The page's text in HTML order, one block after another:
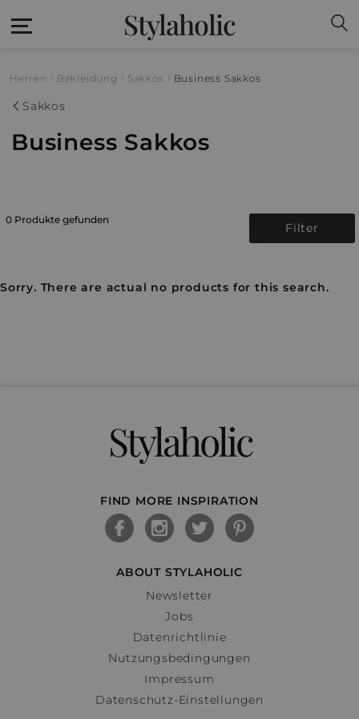
Stylaholic
Herren Bekleidung Sakkos Business Sakkos
Sakkos
Business Sakkos
0 Produkte gefunden
Filter
Sorry. There are actual no products for this search.
Stylaholic
FIND MORE INSPIRATION
ABOUT STYLAHOLIC
Newsletter
Jobs
Datenrichtlinie
Nutzungsbedingungen
Impressum
Datenschutz-Einstellungen